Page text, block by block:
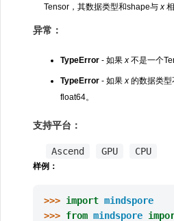
Tensor，其数据类型和shape与x
异常：
TypeError - 如果x 不是一个
TypeError - 如果x 的数据类
float64。
支持平台：
Ascend GPU CPU
样例：
>>> import mindspore
>>> from mindspore